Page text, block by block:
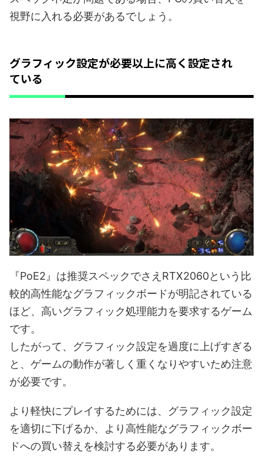
視野に入れる必要があるでしょう。
グラフィック設定が必要以上に高く設定され
ている
『PoE2』は推奨スペックでさえRTX2060という比
較的高性能なグラフィックボードが明記されている
ほど、高いグラフィック処理能力を要求するゲーム
です。
したがって、グラフィック設定を過度に上げすぎる
と、ゲームの動作が著しく重くなりやすいため注意
が必要です。
より軽快にプレイするためには、グラフィック設定
を適切に下げるか、より高性能なグラフィックボー
ドへの買い替えを検討する必要があります。